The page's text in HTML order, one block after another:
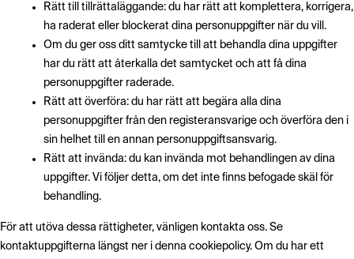
Rätt till tillrättaläggande: du har rätt att komplettera, korrigera,
ha raderat eller blockerat dina personuppgifter när du vill.
Om du ger oss ditt samtycke till att behandla dina uppgifter
har du rätt att återkalla det samtycket och att få dina
personuppgifter raderade.
Rätt att överföra: du har rätt att begära alla dina
personuppgifter från den registeransvarige och överföra den i
sin helhet till en annan personuppgiftsansvarig.
Rätt att invända: du kan invända mot behandlingen av dina
uppgifter. Vi följer detta, om det inte finns befogade skäl för
behandling.
För att utöva dessa rättigheter, vänligen kontakta oss. Se
kontaktuppgifterna längst ner i denna cookiepolicy. Om du har ett